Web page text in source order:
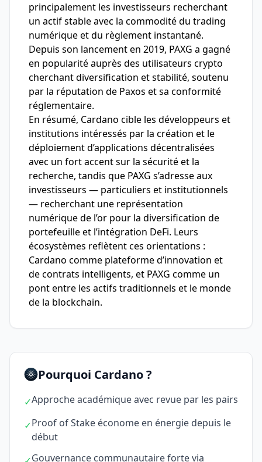
principalement les investisseurs recherchant
un actif stable avec la commodité du trading
numérique et du règlement instantané.
Depuis son lancement en 2019, PAXG a gagné
en popularité auprès des utilisateurs crypto
cherchant diversification et stabilité, soutenu
par la réputation de Paxos et sa conformité
réglementaire.
En résumé, Cardano cible les développeurs et
institutions intéressés par la création et le
déploiement d’applications décentralisées
avec un fort accent sur la sécurité et la
recherche, tandis que PAXG s’adresse aux
investisseurs — particuliers et institutionnels
— recherchant une représentation
numérique de l’or pour la diversification de
portefeuille et l’intégration DeFi. Leurs
écosystèmes reflètent ces orientations :
Cardano comme plateforme d’innovation et
de contrats intelligents, et PAXG comme un
pont entre les actifs traditionnels et le monde
de la blockchain.
Pourquoi Cardano ?
✓Approche académique avec revue par les pairs
✓Proof of Stake économe en énergie depuis le
début
Gouvernance communautaire forte via